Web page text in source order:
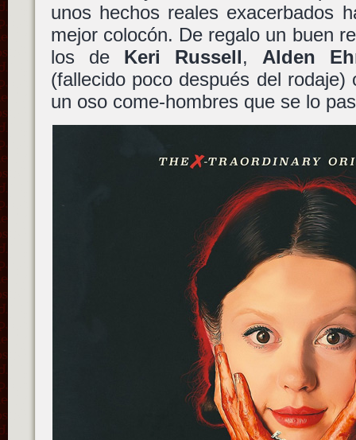
unos hechos reales exacerbados
mejor colocón. De regalo un buen
los de Keri Russell, Alden
(fallecido poco después del
un oso come-hombres que se lo